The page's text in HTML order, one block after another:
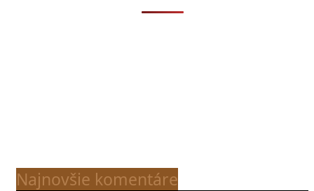
Najnovšie komentáre